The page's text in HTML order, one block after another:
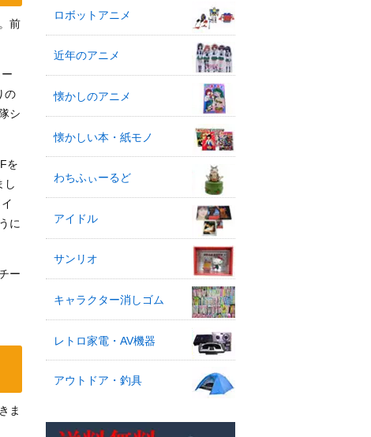
前
の
シ
を
し
に
ー
ま
ロボットアニメ
近年のアニメ
懐かしのアニメ
懐かしい本・紙モノ
わちふぃーるど
アイドル
サンリオ
キャラクター消しゴム
レトロ家電・AV機器
アウトドア・釣具